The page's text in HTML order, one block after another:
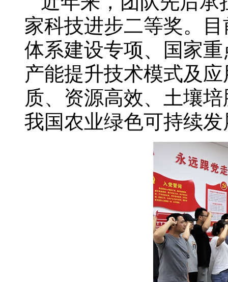
家科技进步二等奖。
体系建设专项、国家
产能提升技术模式及
质、资源高效、土壤
我国农业绿色可持续